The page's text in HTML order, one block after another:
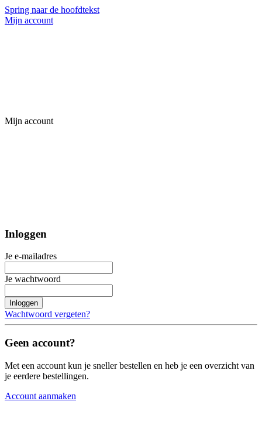
Spring naar de hoofdtekst
Mijn account
Mijn account
Inloggen
Je e-mailadres
Je wachtwoord
Inloggen
Wachtwoord vergeten?
Geen account?
Met een account kun je sneller bestellen en heb je een overzicht van
je eerdere bestellingen.
Account aanmaken